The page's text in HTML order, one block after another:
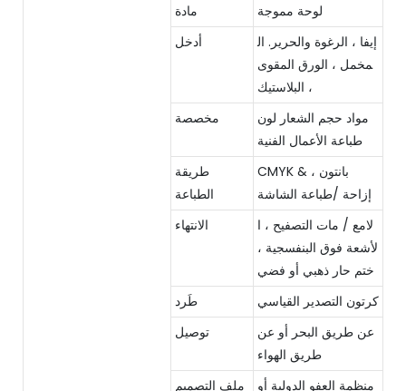
مادة
لوحة مموجة
أدخل
إيفا ، الرغوة والحرير. ال
مخمل ، الورق المقوى
، البلاستيك
مخصصة
مواد حجم الشعار لون
طباعة الأعمال الفنية
طريقة
الطباعة
CMYK & بانتون ،
إزاحة /طباعة الشاشة
الانتهاء
لامع / مات التصفيح ، ا
لأشعة فوق البنفسجية ،
ختم حار ذهبي أو فضي
طَرد
كرتون التصدير القياسي
توصيل
عن طريق البحر أو عن
طريق الهواء
ملف التصميم
منظمة العفو الدولية أو